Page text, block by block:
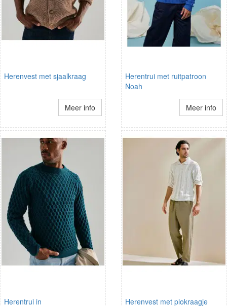
Herenvest met sjaalkraag
Meer info
Herentrui met ruitpatroon
Noah
Meer info
Herentrui in
Herenvest met plokraagje